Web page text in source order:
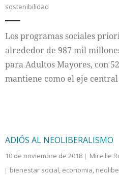
sostenibilidad
Los programas sociales
alrededor de 987 mil
para Adultos Mayores, con
mantiene como el eje
ADIÓS AL NEOLIBERALISMO
10 de noviembre de 2018 Mireille
bienestar social, economia,